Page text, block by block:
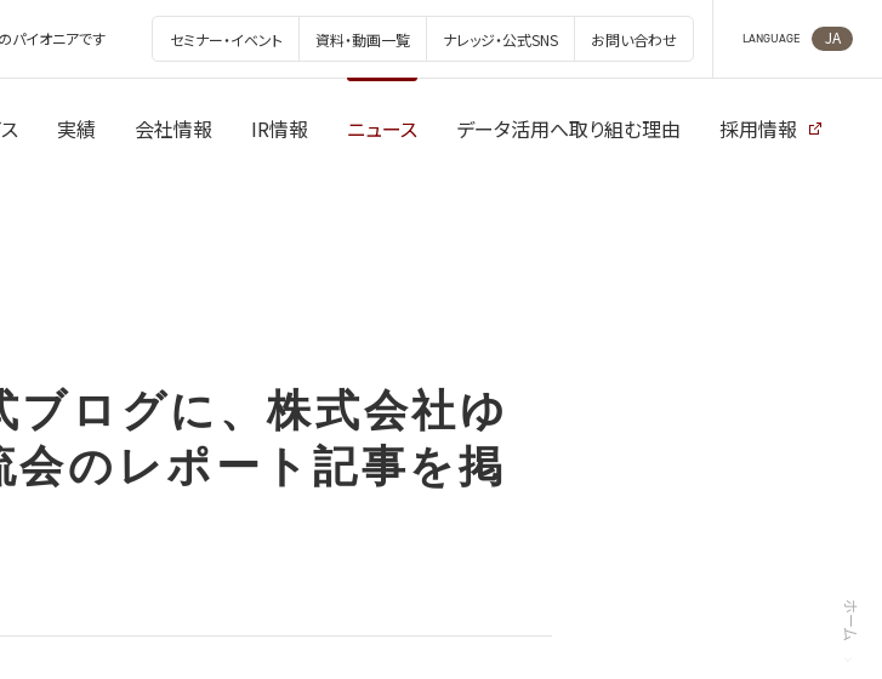
パイオニアです セミナー・イベント 資料・動画一覧 ナレッジ・公式SNS お問い合わせ LANGUAGE JA
実績 会社情報 IR情報 ニュース データ活用へ取り組む理由 採用情報
ログに、株式会社ゆ
のレポート記事を掲
ホーム